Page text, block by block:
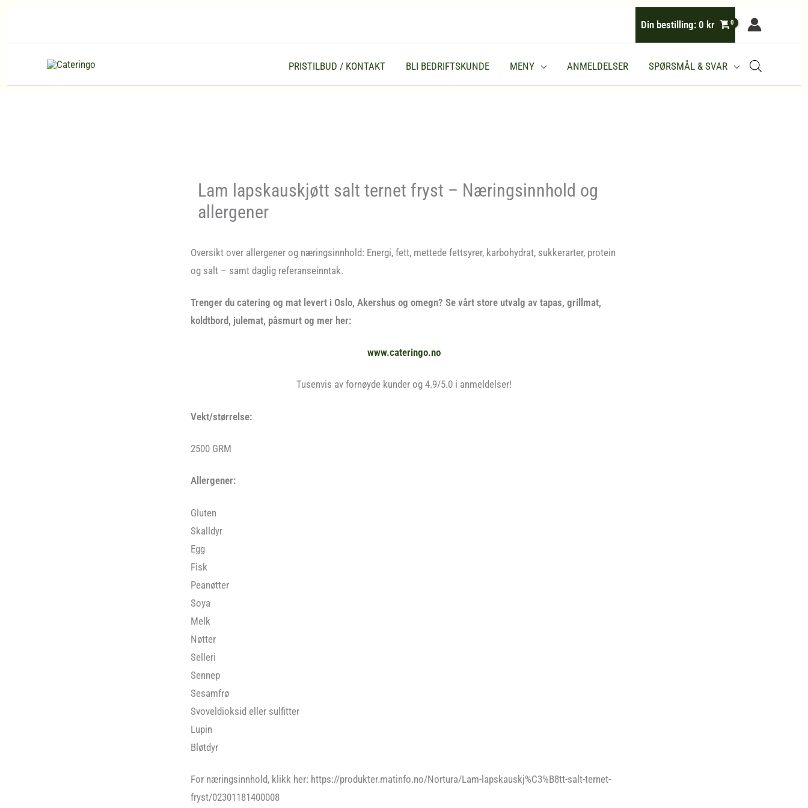
Din bestilling: 0 kr
PRISTILBUD / KONTAKT BLI BEDRIFTSKUNDE MENY ANMELDELSER SPØRSMÅL & SVAR
Lam lapskauskjøtt salt ternet fryst – Næringsinnhold og
allergener
Oversikt over allergener og næringsinnhold: Energi, fett, mettede fettsyrer, karbohydrat, sukkerarter, protein
og salt – samt daglig referanseinntak.
Trenger du catering og mat levert i Oslo, Akershus og omegn? Se vårt store utvalg av tapas, grillmat,
koldtbord, julemat, påsmurt og mer her:
www.cateringo.no
Tusenvis av fornøyde kunder og 4.9/5.0 i anmeldelser!
Vekt/størrelse:
2500 GRM
Allergener:
Gluten
Skalldyr
Egg
Fisk
Peanøtter
Soya
Melk
Nøtter
Selleri
Sennep
Sesamfrø
Svoveldioksid eller sulfitter
Lupin
Bløtdyr
For næringsinnhold, klikk her: https://produkter.matinfo.no/Nortura/Lam-lapskauskj%C3%B8tt-salt-ternet-
fryst/02301181400008